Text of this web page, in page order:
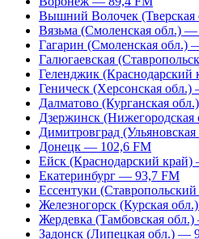
Вышний Волочек
Вязьма (Смоленская обл.)
Гагарин (Смоленская обл.)
Галюгаевская
Геленджик
Геническ (Херсонская
Далматово (Курганская
Дзержинск
Димитровград
Донецк — 102,6 FM
Ейск (Краснодарский
Екатеринбург — 93,7 FM
Ессентуки
Железногорск (Курская
Жердевка (Тамбовская
Задонск (Липецкая обл.) —